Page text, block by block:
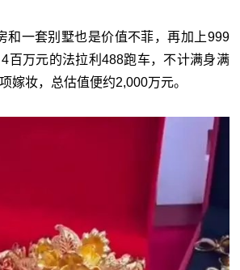
和一套别墅也是价值不菲，再加上999
百万元的法拉利488跑车，不计满身满
嫁妆，总估值便约2,000万元。